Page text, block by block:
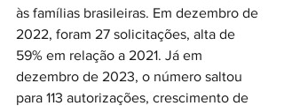
às famílias brasileiras. Em dezembro de
2022, foram 27 solicitações, alta de
59% em relação a 2021. Já em
dezembro de 2023, o número saltou
para 113 autorizações, crescimento de